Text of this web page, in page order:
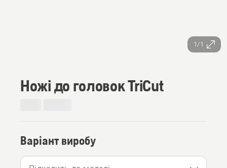
1/1
Ножі до головок TriCut
Варіант виробу